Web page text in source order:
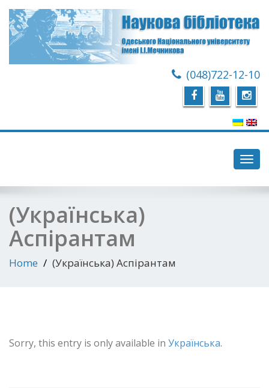
(048)722-12-10
(Українська)
Аспірантам
Home (Українська) Аспірантам
Sorry, this entry is only available in Українська.